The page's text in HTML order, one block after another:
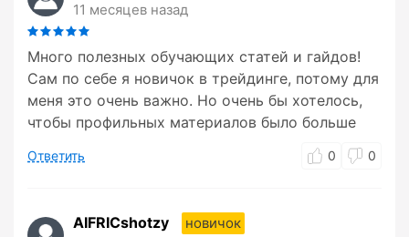
11 месяцев назад
Много полезных обучающих статей и гайдов!
Сам по себе я новичок в трейдинге, потому для
меня это очень важно. Но очень бы хотелось,
чтобы профильных материалов было больше
Ответить 0 0
AIFRICshotzy новичок